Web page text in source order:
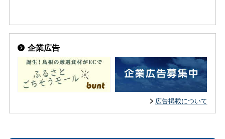
企業広告
広告掲載について